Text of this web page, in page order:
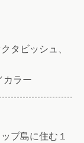
タビッシュ、
カラー
プ島に住む１